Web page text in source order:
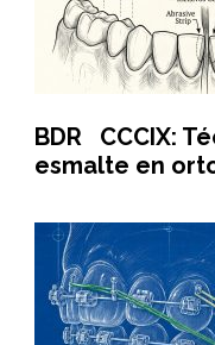
BDR CCCIX:
esmalte en